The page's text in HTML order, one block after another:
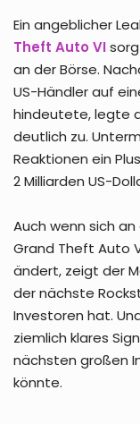
Ein angeblicher
Theft Auto VI
an der Börse.
US-Händler auf
hindeutete, legte
deutlich zu.
Reaktionen ein
2 Milliarden US-
Auch wenn sich
Grand Theft Auto
ändert, zeigt der
der nächste
Investoren hat.
ziemlich klares
nächsten großen
könnte.